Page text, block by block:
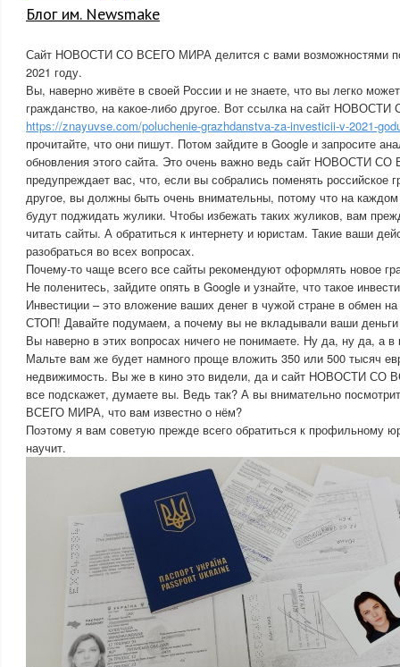
Блог им. Newsmake
Сайт НОВОСТИ СО ВСЕГО МИРА делится с вами возможностями
2021 году.
Вы, наверно живёте в своей России и не знаете, что вы легко
гражданство, на какое-либо другое. Вот ссылка на сайт
https://znayuvse.com/poluchenie-grazhdanstva-za-investicii-v-2021-
прочитайте, что они пишут. Потом зайдите в Google и запросите
обновления этого сайта. Это очень важно ведь сайт НОВОСТИ
предупреждает вас, что, если вы собрались поменять российское
другое, вы должны быть очень внимательны, потому что на каждом
будут поджидать жулики. Чтобы избежать таких жуликов, вам
читать сайты. А обратиться к интернету и юристам. Такие ваши
разобраться во всех вопросах.
Почему-то чаще всего все сайты рекомендуют оформлять новое
Не поленитесь, зайдите опять в Google и узнайте, что такое
Инвестиции – это вложение ваших денег в чужой стране в обмен
СТОП! Давайте подумаем, а почему вы не вкладывали ваши деньги
Вы наверно в этих вопросах ничего не понимаете. Ну да, ну да, а в
Мальте вам же будет намного проще вложить 350 или 500 тысяч
недвижимость. Вы же в кино это видели, да и сайт НОВОСТИ СО
все подскажет, думаете вы. Ведь так? А вы внимательно
ВСЕГО МИРА, что вам известно о нём?
Поэтому я вам советую прежде всего обратиться к профильному
научит.